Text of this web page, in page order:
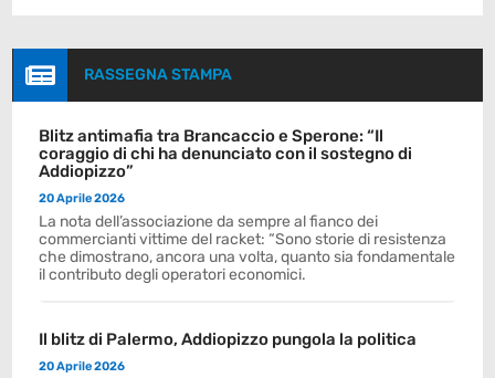
 RASSEGNA STAMPA
Blitz antimafia tra Brancaccio e Sperone: “Il
coraggio di chi ha denunciato con il sostegno di
Addiopizzo”
20 Aprile 2026
La nota dell’associazione da sempre al fianco dei
commercianti vittime del racket: “Sono storie di resistenza
che dimostrano, ancora una volta, quanto sia fondamentale
il contributo degli operatori economici.
Il blitz di Palermo, Addiopizzo pungola la politica
20 Aprile 2026